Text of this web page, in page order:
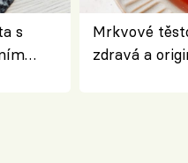
s
Mrkvové
zdravá a